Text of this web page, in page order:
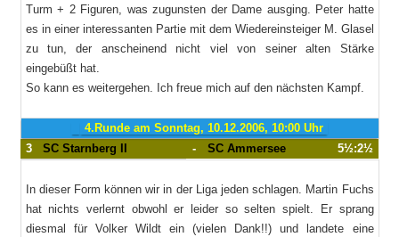
Turm + 2 Figuren, was zugunsten der Dame ausging. Peter hatte
es in einer interessanten Partie mit dem Wiedereinsteiger M. Glasel
zu tun, der anscheinend nicht viel von seiner alten Stärke
eingebüßt hat.
So kann es weitergehen. Ich freue mich auf den nächsten Kampf.
4.Runde am Sonntag, 10.12.2006, 10:00 Uhr
3
SC Starnberg II - SC Ammersee 5½:2½
In dieser Form können wir in der Liga jeden schlagen. Martin Fuchs
hat nichts verlernt obwohl er leider so selten spielt. Er sprang
diesmal für Volker Wildt ein (vielen Dank!!) und landete eine